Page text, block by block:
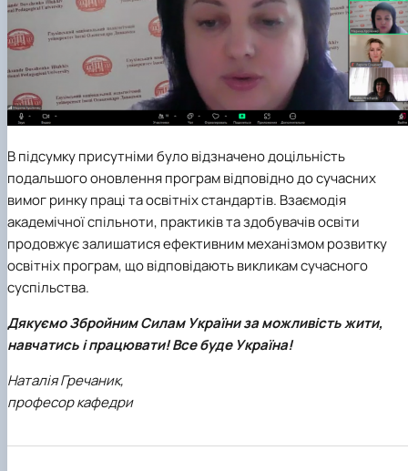
В підсумку присутніми було відзначено доцільність
подальшого оновлення програм відповідно до сучасних
вимог ринку праці та освітніх стандартів. Взаємодія
академічної спільноти, практиків та здобувачів освіти
продовжує залишатися ефективним механізмом розвитку
освітніх програм, що відповідають викликам сучасного
суспільства.
Дякуємо Збройним Силам України за можливість жити,
навчатись і працювати! Все буде Україна!
Наталія Гречаник,
професор кафедри